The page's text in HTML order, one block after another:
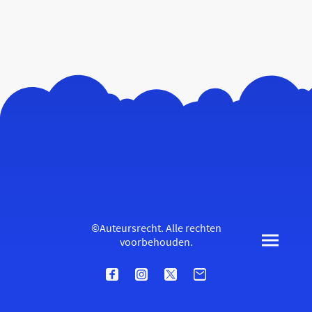
©Auteursrecht. Alle rechten
voorbehouden.